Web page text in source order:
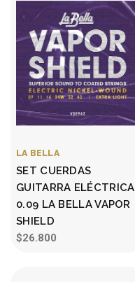
LA BELLA
SET CUERDAS
GUITARRA ELÉCTRICA
0.09 LA BELLA VAPOR
SHIELD
$26.800